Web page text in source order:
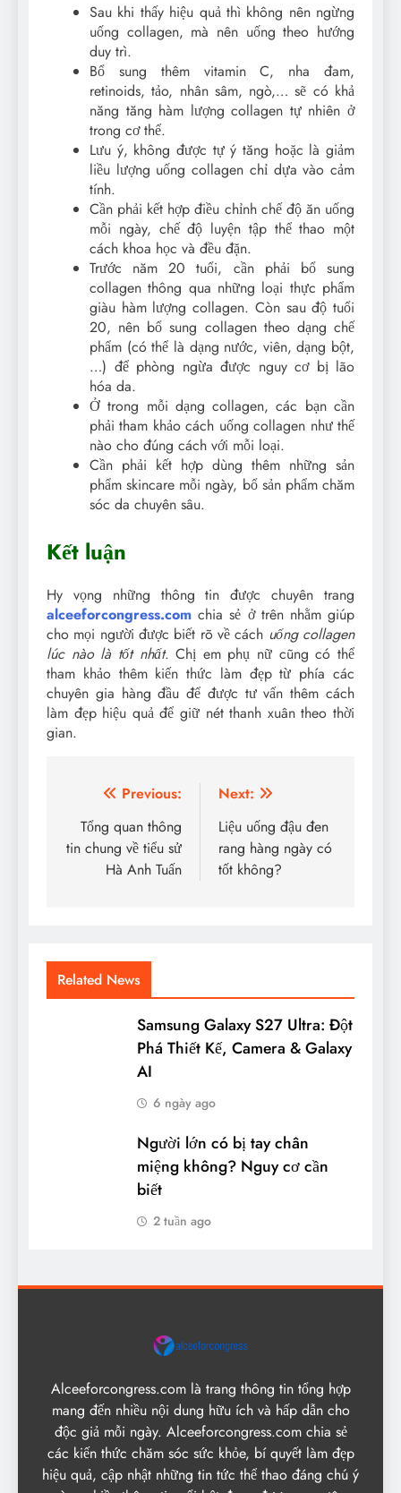
Sau khi thấy hiệu quả thì không nên ngừng
uống collagen, mà nên uống theo hướng
duy trì.
Bổ sung thêm vitamin C, nha đam,
retinoids, tảo, nhân sâm, ngò,… sẽ có khả
năng tăng hàm lượng collagen tự nhiên ở
trong cơ thể.
Lưu ý, không được tự ý tăng hoặc là giảm
liều lượng uống collagen chỉ dựa vào cảm
tính.
Cần phải kết hợp điều chỉnh chế độ ăn uống
mỗi ngày, chế độ luyện tập thể thao một
cách khoa học và đều đặn.
Trước năm 20 tuổi, cần phải bổ sung
collagen thông qua những loại thực phẩm
giàu hàm lượng collagen. Còn sau độ tuổi
20, nên bổ sung collagen theo dạng chế
phẩm (có thể là dạng nước, viên, dạng bột,
…) để phòng ngừa được nguy cơ bị lão
hóa da.
Ở trong mỗi dạng collagen, các bạn cần
phải tham khảo cách uống collagen như thế
nào cho đúng cách với mỗi loại.
Cần phải kết hợp dùng thêm những sản
phẩm skincare mỗi ngày, bổ sản phẩm chăm
sóc da chuyên sâu.
Kết luận
Hy vọng những thông tin được chuyên trang
alceeforcongress.com chia sẻ ở trên nhằm giúp
cho mọi người được biết rõ về cách uống collagen
lúc nào là tốt nhất. Chị em phụ nữ cũng có thể
tham khảo thêm kiến thức làm đẹp từ phía các
chuyên gia hàng đầu để được tư vấn thêm cách
làm đẹp hiệu quả để giữ nét thanh xuân theo thời
gian.
Điều
hướng
bài
Previous:
Tổng quan thông
tin chung về tiểu sử
Hà Anh Tuấn
Next:
Liệu uống đậu đen
rang hàng ngày có
tốt không?
Related News
Samsung Galaxy S27 Ultra: Đột
Phá Thiết Kế, Camera & Galaxy
AI
6 ngày ago
Người lớn có bị tay chân
miệng không? Nguy cơ cần
biết
2 tuần ago
Alceeforcongress.com là trang thông tin tổng hợp
mang đến nhiều nội dung hữu ích và hấp dẫn cho
độc giả mỗi ngày. Alceeforcongress.com chia sẻ
các kiến thức chăm sóc sức khỏe, bí quyết làm đẹp
hiệu quả, cập nhật những tin tức thể thao đáng chú ý